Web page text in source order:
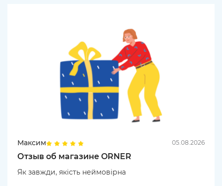
Максим 05.08.2026
Отзыв об магазине ORNER
Як завжди, якість неймовірна